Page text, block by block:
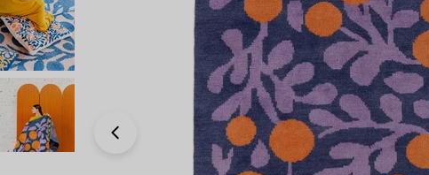
Avaa 0 modaali-ikkunassa